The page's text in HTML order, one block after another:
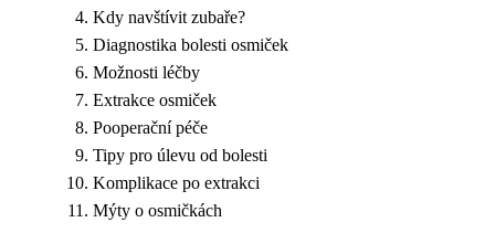
Kdy navštívit zubaře?
Diagnostika bolesti osmiček
Možnosti léčby
Extrakce osmiček
Pooperační péče
Tipy pro úlevu od bolesti
Komplikace po extrakci
Mýty o osmičkách